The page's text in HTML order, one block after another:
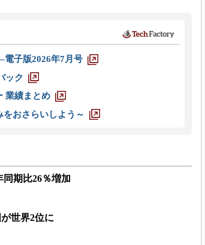
子版2026年7月号
ック
業績まとめ
おさらいしよう～
同期比26％増加
世界2位に